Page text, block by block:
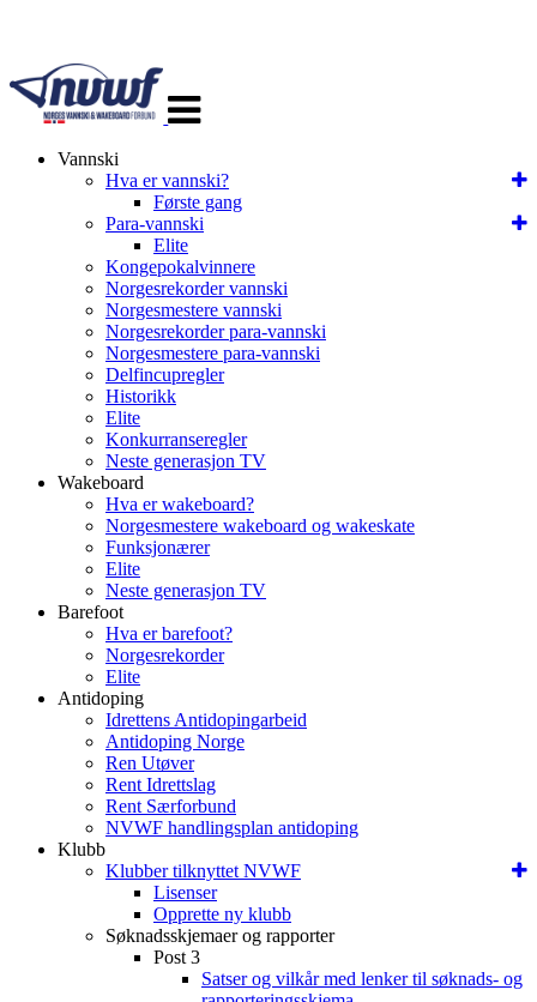
navigasjon
Vannski
Hva er vannski?
Første gang
Para-vannski
Elite
Kongepokalvinnere
Norgesrekorder vannski
Norgesmestere vannski
Norgesrekorder para-vannski
Norgesmestere para-vannski
Delfincupregler
Historikk
Elite
Konkurranseregler
Neste generasjon TV
Wakeboard
Hva er wakeboard?
Norgesmestere wakeboard og wakeskate
Funksjonærer
Elite
Neste generasjon TV
Barefoot
Hva er barefoot?
Norgesrekorder
Elite
Antidoping
Idrettens Antidopingarbeid
Antidoping Norge
Ren Utøver
Rent Idrettslag
Rent Særforbund
NVWF handlingsplan antidoping
Klubb
Klubber tilknyttet NVWF
Lisenser
Opprette ny klubb
Søknadsskjemaer og rapporter
Post 3
Satser og vilkår med lenker til søknads- og